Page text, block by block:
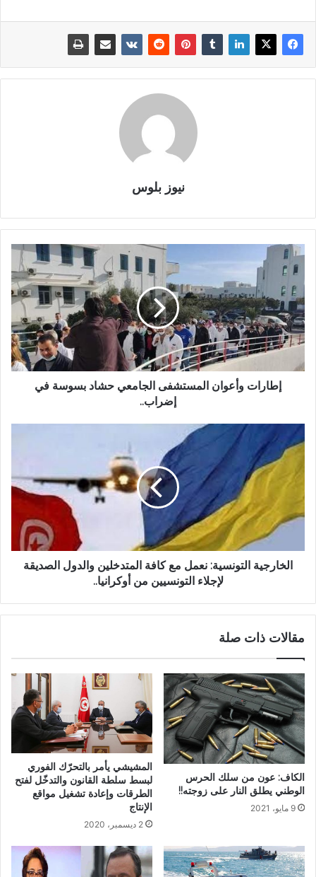
نيوز بلوس
إطارات وأعوان المستشفى الجامعي حشاد بسوسة في
إضراب..
الخارجية التونسية: نعمل مع كافة المتدخلين والدول الصديقة
لإجلاء التونسيين من أوكرانيا..
مقالات ذات صلة
الكاف: عون من سلك الحرس
الوطني يطلق النار على زوجته!!
9 مايو، 2021
المشيشي يأمر بالتحرّك الفوري
لبسط سلطة القانون والتدخّل لفتح
الطرقات وإعادة تشغيل مواقع
الإنتاج
2 ديسمبر، 2020